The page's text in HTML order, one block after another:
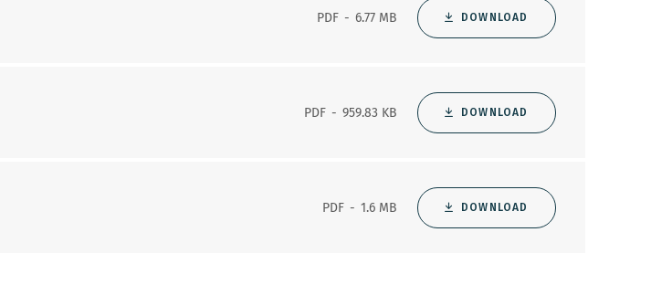
PDF 6.77 MB DOWNLOAD
PDF 959.83 KB DOWNLOAD
PDF 1.6 MB DOWNLOAD